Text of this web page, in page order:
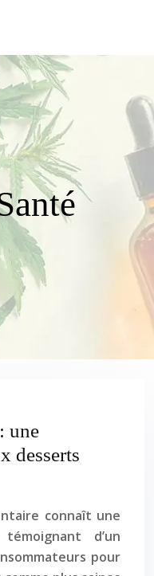
une
desserts
connaît une
d’un
pour